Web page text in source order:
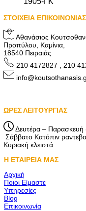
ΣΤΟΙΧΕΙΑ ΕΠΙΚΟΙΝΩΝΙΑΣ
Αθανάσιος
Προπύλου, Καμίνια,
18540 Πειραιάς
210 4172827 , 210
ΩΡΕΣ ΛΕΙΤΟΥΡΓΙΑΣ
Δευτέρα –
Σάββατο Κατόπιν
Κυριακή κλειστά
Η ΕΤΑΙΡΕΙΑ ΜΑΣ
Αρχική
Ποιοι Είμαστε
Υπηρεσίες
Blog
Επικοινωνία